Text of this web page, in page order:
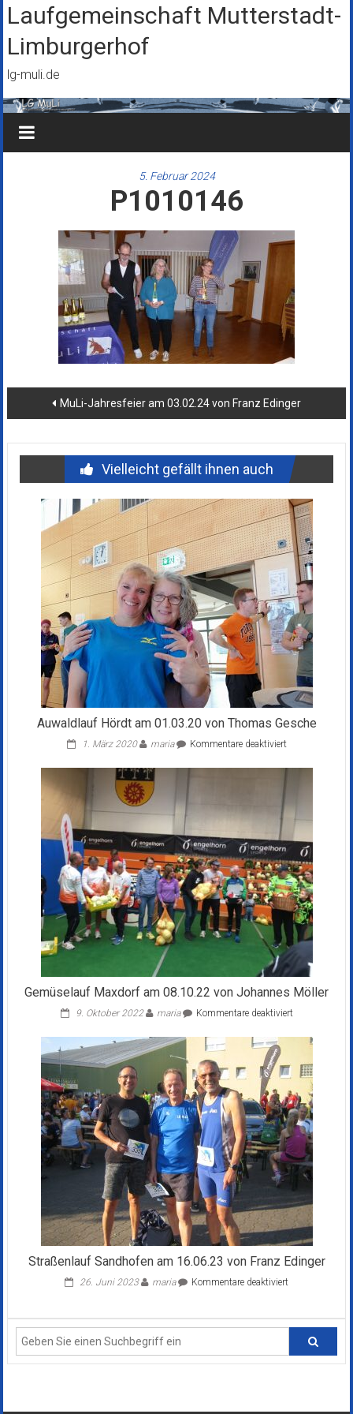
Zum
Inhalt
springen
Laufgemeinschaft Mutterstadt-
Limburgerhof
lg-muli.de
5. Februar 2024
P1010146
Beitragsnavigation
MuLi-Jahresfeier am 03.02.24 von Franz Edinger
Vielleicht gefällt ihnen auch
Auwaldlauf Hördt am 01.03.20 von Thomas Gesche
1. März 2020 maria Kommentare deaktiviertfür
Thomas
Gesche
Gemüselauf Maxdorf am 08.10.22 von Johannes Möller
9. Oktober 2022 maria Kommentare deaktiviertfür
Maxdorf
08.10.22
Johannes
Möller
Straßenlauf Sandhofen am 16.06.23 von Franz Edinger
26. Juni 2023 maria Kommentare deaktiviertfür
16.06.23
von
Franz